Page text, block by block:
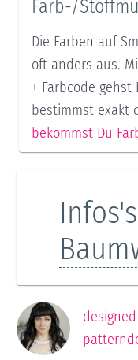
Farb-/
Die Farben auf
oft anders aus.
+ Farbcode
bestimmst exakt
bekommst Du